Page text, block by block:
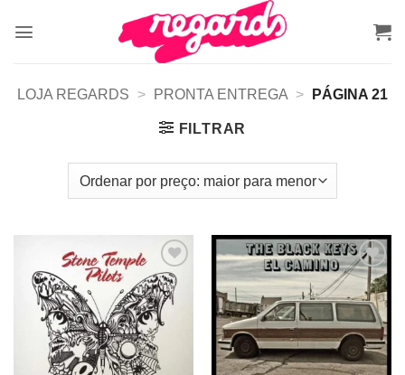
LOJA REGARDS > PRONTA ENTREGA > PÁGINA 21
FILTRAR
Adicionar
a lista de
desejos
Adicionar
a lista de
desejos